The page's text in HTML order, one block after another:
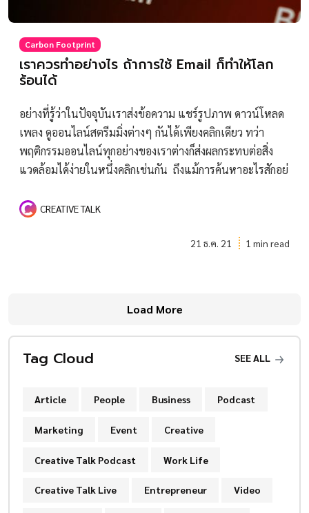
Carbon Footprint
เราควรทำอย่างไร ถ้าการใช้ Email ก็ทำให้โลก
ร้อนได้
อย่างที่รู้ว่าในปัจจุบันเราส่งข้อความ แชร์รูปภาพ ดาวน์โหลด
เพลง ดูออนไลน์สตรีมมิ่งต่างๆ กันได้เพียงคลิกเดียว ทว่า
พฤติกรรมออนไลน์ทุกอย่างของเราต่างก็ส่งผลกระทบต่อสิ่ง
แวดล้อมได้ง่ายในหนึ่งคลิกเช่นกัน ถึงแม้การค้นหาอะไรสักอย่
CREATIVE TALK
21 ธ.ค. 21 1 min read
Load More
Tag Cloud SEE ALL
Article People Business Podcast
Marketing Event Creative
Creative Talk Podcast Work Life
Creative Talk Live Entrepreneur Video